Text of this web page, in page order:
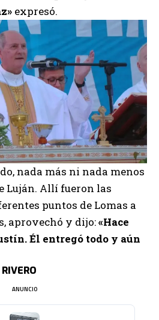
expresó.
nada más ni nada menos
Luján. Allí fueron las
puntos de Lomas a
aprovechó y dijo:«Hace
Él entregó todo y aún
ANUNCIO